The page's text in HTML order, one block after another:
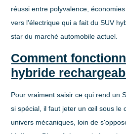
réussi entre polyvalence,
vers l'électrique qui a fait duSUV
star du marché automobile actuel.
Comment
hybride
Pour vraiment saisir ce qui rend un
si spécial, il faut jeter un œil sous le
univers mécaniques, loin de